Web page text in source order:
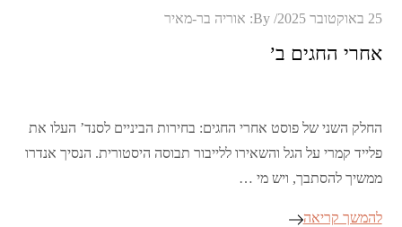
Posted
25 באוקטובר 2025 By: אוריה בר-מאיר
אחרי החגים ב’
החלק השני של פוסט אחרי החגים: בחירות הביניים לסנד’ העלו את
פלייד קמרי על הגל והשאירו ללייבור תבוסה היסטורית. הנסיך אנדרו
ממשיך להסתבך, ויש מי …
להמשך קריאה